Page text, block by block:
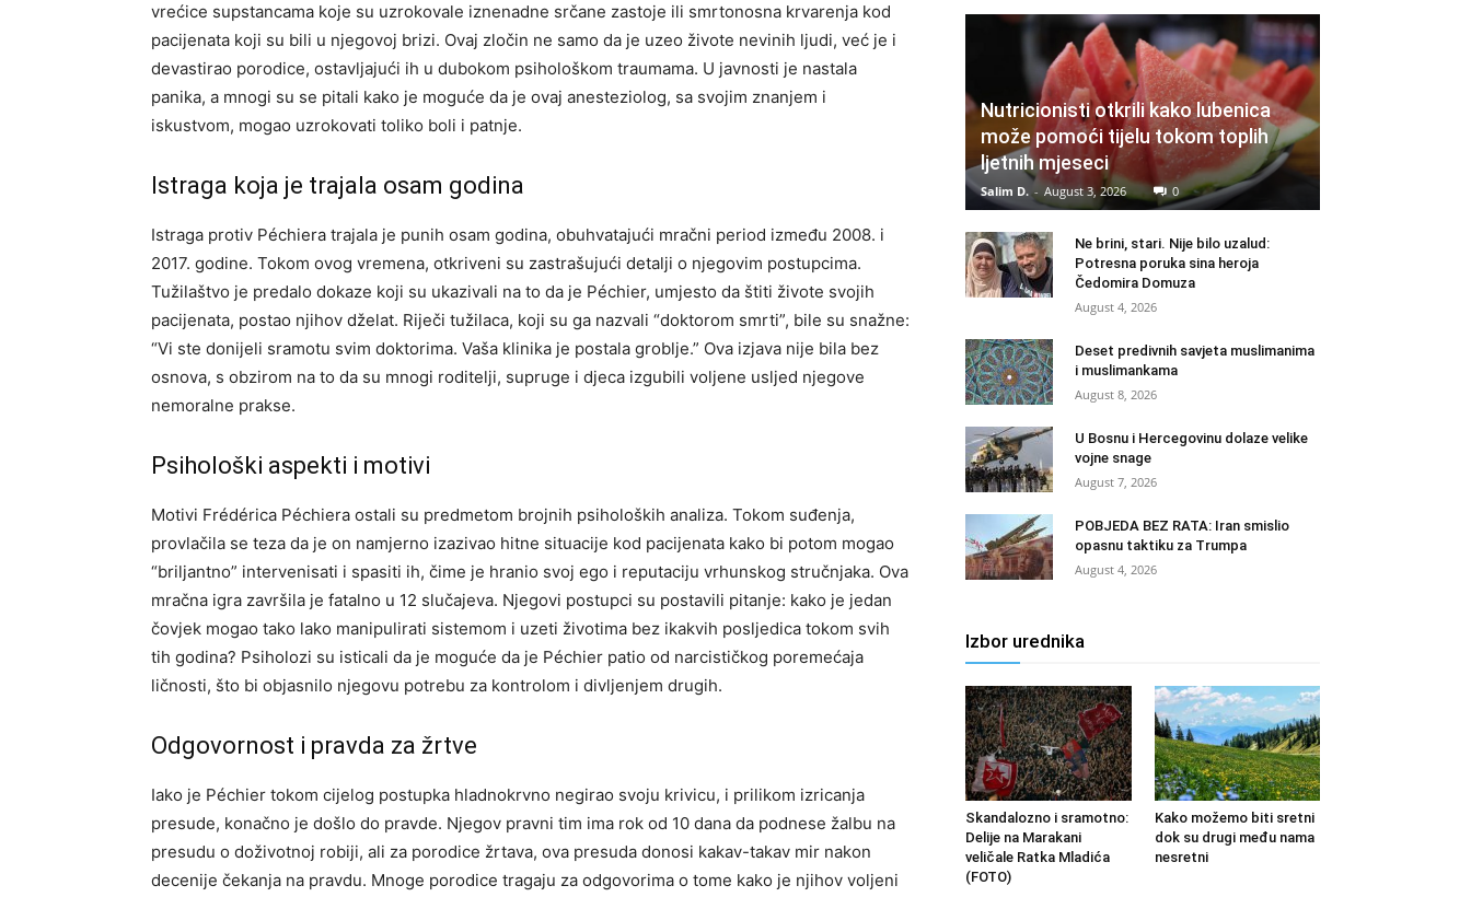
vrećice supstancama koje su uzrokovale iznenadne srčane zastoje ili smrtonosna krvarenja kod
pacijenata koji su bili u njegovoj brizi. Ovaj zločin ne samo da je uzeo živote nevinih ljudi, već je i
devastirao porodice, ostavljajući ih u dubokom psihološkom traumama. U javnosti je nastala
panika, a mnogi su se pitali kako je moguće da je ovaj anesteziolog, sa svojim znanjem i
iskustvom, mogao uzrokovati toliko boli i patnje.
Istraga koja je trajala osam godina
Istraga protiv Péchiera trajala je punih osam godina, obuhvatajući mračni period između 2008. i
2017. godine. Tokom ovog vremena, otkriveni su zastrašujući detalji o njegovim postupcima.
Tužilaštvo je predalo dokaze koji su ukazivali na to da je Péchier, umjesto da štiti živote svojih
pacijenata, postao njihov dželat. Riječi tužilaca, koji su ga nazvali “doktorom smrti”, bile su snažne:
“Vi ste donijeli sramotu svim doktorima. Vaša klinika je postala groblje.” Ova izjava nije bila bez
osnova, s obzirom na to da su mnogi roditelji, supruge i djeca izgubili voljene usljed njegove
nemoralne prakse.
Psihološki aspekti i motivi
Motivi Frédérica Péchiera ostali su predmetom brojnih psiholoških analiza. Tokom suđenja,
provlačila se teza da je on namjerno izazivao hitne situacije kod pacijenata kako bi potom mogao
“briljantno” intervenisati i spasiti ih, čime je hranio svoj ego i reputaciju vrhunskog stručnjaka. Ova
mračna igra završila je fatalno u 12 slučajeva. Njegovi postupci su postavili pitanje: kako je jedan
čovjek mogao tako lako manipulirati sistemom i uzeti životima bez ikakvih posljedica tokom svih
tih godina? Psiholozi su isticali da je moguće da je Péchier patio od narcističkog poremećaja
ličnosti, što bi objasnilo njegovu potrebu za kontrolom i divljenjem drugih.
Odgovornost i pravda za žrtve
Iako je Péchier tokom cijelog postupka hladnokrvno negirao svoju krivicu, i prilikom izricanja
presude, konačno je došlo do pravde. Njegov pravni tim ima rok od 10 dana da podnese žalbu na
presudu o doživotnoj robiji, ali za porodice žrtava, ova presuda donosi kakav-takav mir nakon
decenije čekanja na pravdu. Mnoge porodice tragaju za odgovorima o tome kako je njihov voljeni
Nutricionisti otkrili kako lubenica
može pomoći tijelu tokom toplih
ljetnih mjeseci
Salim D. - August 3, 2026 0
Ne brini, stari. Nije bilo uzalud:
Potresna poruka sina heroja
Čedomira Domuza
August 4, 2026
Deset predivnih savjeta muslimanima
i muslimankama
August 8, 2026
U Bosnu i Hercegovinu dolaze velike
vojne snage
August 7, 2026
POBJEDA BEZ RATA: Iran smislio
opasnu taktiku za Trumpa
August 4, 2026
Izbor urednika
Skandalozno i sramotno:
Delije na Marakani
veličale Ratka Mladića
(FOTO)
Kako možemo biti sretni
dok su drugi među nama
nesretni